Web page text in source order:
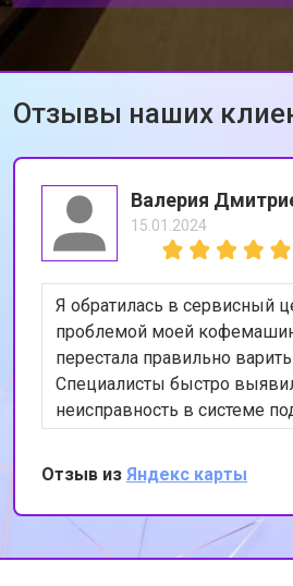
Отзывы наших
Валерия
15.01.2024
Я обратилась в сервисный
проблемой моей
перестала правильно
Специалисты быстро
неисправность в системе
устранили её. Теперь моя
работает как новая. Я очень
качеством обслуживания и
профессионализмом
за вашу работу!
Отзыв из Яндекс карты